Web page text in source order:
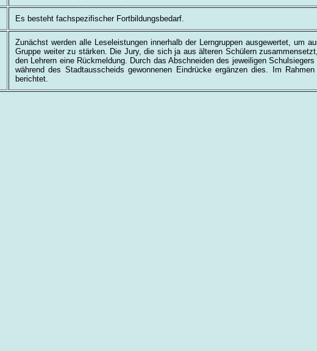
Es besteht fachspezifischer Fortbildungsbedarf.
Zunächst werden alle Leseleistungen innerhalb der Lerngruppen ausgewertet, um
Gruppe weiter zu stärken. Die Jury, die sich ja aus älteren Schülern
den Lehrern eine Rückmeldung. Durch das Abschneiden des jeweiligen
während des Stadtausscheids gewonnenen Eindrücke ergänzen dies. Im
berichtet.